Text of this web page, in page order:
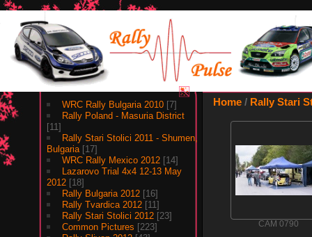
Albums
WRC Rally Bulgaria 2010 [7]
Rally Poland - Masuria District
[11]
Rally Stari Stolici 2011 - Shumen,
Bulgaria [17]
WRC Rally Mexico 2012 [14]
Lazarovo Trial 4x4 12-13 May
2012 [18]
Rally Bulgaria 2012 [16]
Rally Tvardica 2012 [11]
Rally Stari Stolici 2012 [23]
Common Pictures [223]
Home / Rally Stari
CAM 0790